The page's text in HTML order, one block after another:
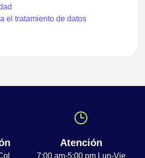
el tratamiento de datos
Atención
7:00 am-5:00 pm Lun-Vie